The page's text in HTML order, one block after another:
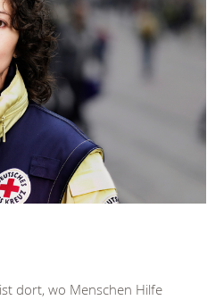
dort, wo Menschen Hilfe